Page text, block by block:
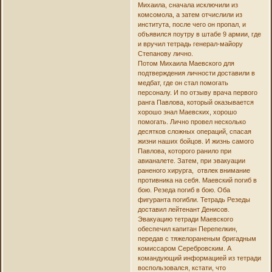
Михаила, сначала исключили из
комсомола, а затем отчислили из
института, после чего он пропал, и
объявился поутру в штабе 9 армии, где
и вручил тетрадь генерал-майору
Степанову лично.
Потом Михаила Маевского для
подтверждения личности доставили в
медбат, где он стал помогать
персоналу. И по отзыву врача первого
ранга Павлова, который оказывается
хорошо знал Маевских, хорошо
помогать. Лично провел несколько
десятков сложных операций, спасая
жизни наших бойцов. И жизнь самого
Павлова, которого ранило при
авианалете. Затем, при эвакуации
раненого хирурга, отвлек внимание
противника на себя. Маевский погиб в
бою. Резеда погиб в бою. Оба
фигуранта погибли. Тетрадь Резеды
доставил лейтенант Денисов.
Эвакуацию тетради Маевского
обеспечил капитан Перепелкин,
передав с тяжелораненым бригадным
комиссаром Серебровским. А
командующий информацией из тетради
воспользовался, кстати, что